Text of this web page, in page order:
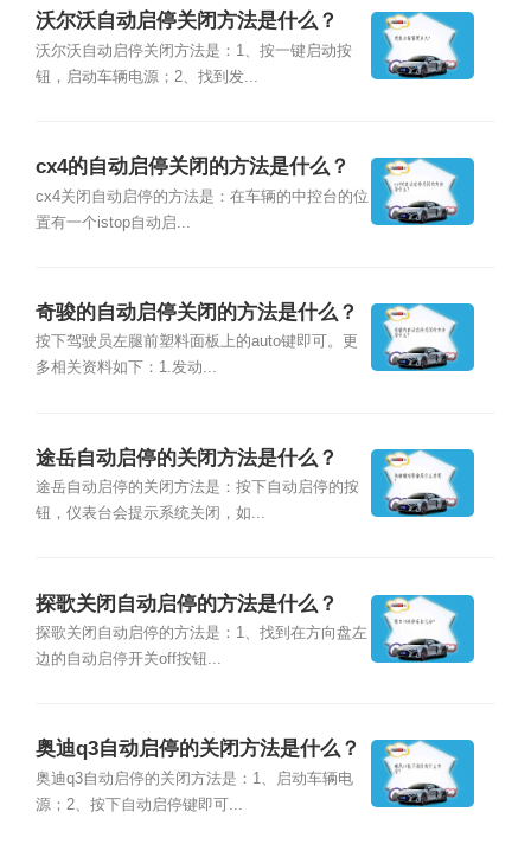
沃尔沃自动启停关闭方法是什么？
沃尔沃自动启停关闭方法是：1、按一键启动按
钮，启动车辆电源；2、找到发...
cx4的自动启停关闭的方法是什么？
cx4关闭自动启停的方法是：在车辆的中控台的位
置有一个istop自动启...
奇骏的自动启停关闭的方法是什么？
按下驾驶员左腿前塑料面板上的auto键即可。更
多相关资料如下：1.发动...
途岳自动启停的关闭方法是什么？
途岳自动启停的关闭方法是：按下自动启停的按
钮，仪表台会提示系统关闭，如...
探歌关闭自动启停的方法是什么？
探歌关闭自动启停的方法是：1、找到在方向盘左
边的自动启停开关off按钮...
奥迪q3自动启停的关闭方法是什么？
奥迪q3自动启停的关闭方法是：1、启动车辆电
源；2、按下自动启停键即可...